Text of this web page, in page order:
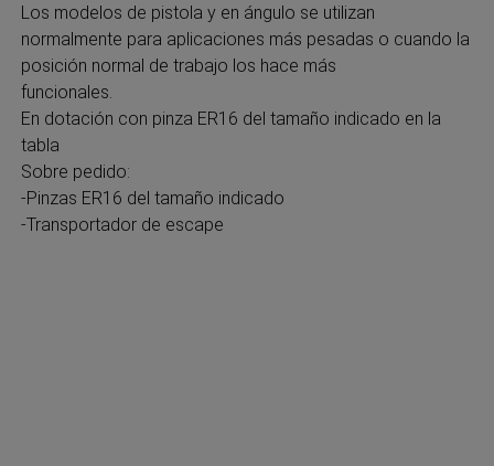
Los modelos de pistola y en ángulo se utilizan
normalmente para aplicaciones más pesadas o cuando la
posición normal de trabajo los hace más
funcionales.
En dotación con pinza ER16 del tamaño indicado en la
tabla
Sobre pedido:
-Pinzas ER16 del tamaño indicado
-Transportador de escape